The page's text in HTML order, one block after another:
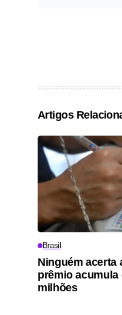
Artigos
Brasil
Ninguém acerta
prêmio acumula
milhões